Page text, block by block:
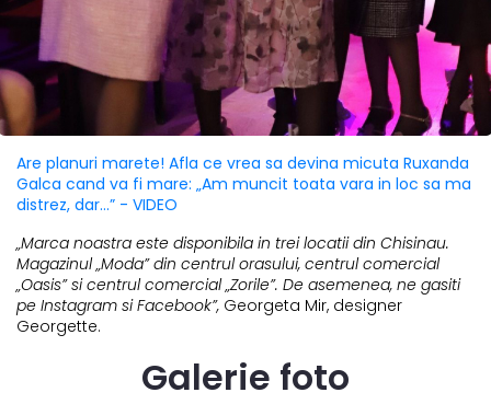
Are planuri marete! Afla ce vrea sa devina micuta Ruxanda
Galca cand va fi mare: „Am muncit toata vara in loc sa ma
distrez, dar...” - VIDEO
„Marca noastra este disponibila in trei locatii din Chisinau.
Magazinul „Moda” din centrul orasului, centrul comercial
„Oasis” si centrul comercial „Zorile”. De asemenea, ne gasiti
pe Instagram si Facebook”, Georgeta Mir, designer
Georgette.
Galerie foto